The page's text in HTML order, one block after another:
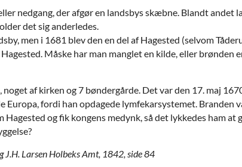
nedgang, der afgør en landsbys skæbne. Blandt andet
det sig anderledes.
men i 1681 blev den en del af Hagested (selvom
Måske har man manglet en kilde, eller brønden
af kirken og 7 bøndergårde. Det var den 17. maj
fordi han opdagede lymfekarsystemet. Branden
og fik kongens medynk, så det lykkedes ham at
Larsen Holbeks Amt, 1842, side 84